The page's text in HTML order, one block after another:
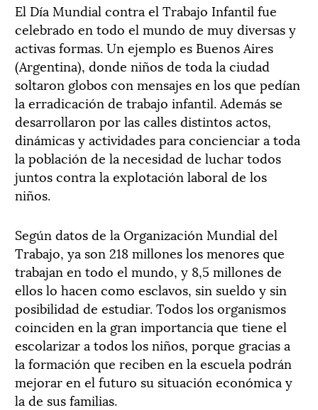
El Día Mundial contra el Trabajo Infantil fue
celebrado en todo el mundo de muy diversas y
activas formas. Un ejemplo es Buenos Aires
(Argentina), donde niños de toda la ciudad
soltaron globos con mensajes en los que pedían
la erradicación de trabajo infantil. Además se
desarrollaron por las calles distintos actos,
dinámicas y actividades para concienciar a toda
la población de la necesidad de luchar todos
juntos contra la explotación laboral de los
niños.
Según datos de la Organización Mundial del
Trabajo, ya son 218 millones los menores que
trabajan en todo el mundo, y 8,5 millones de
ellos lo hacen como esclavos, sin sueldo y sin
posibilidad de estudiar. Todos los organismos
coinciden en la gran importancia que tiene el
escolarizar a todos los niños, porque gracias a
la formación que reciben en la escuela podrán
mejorar en el futuro su situación económica y
la de sus familias.